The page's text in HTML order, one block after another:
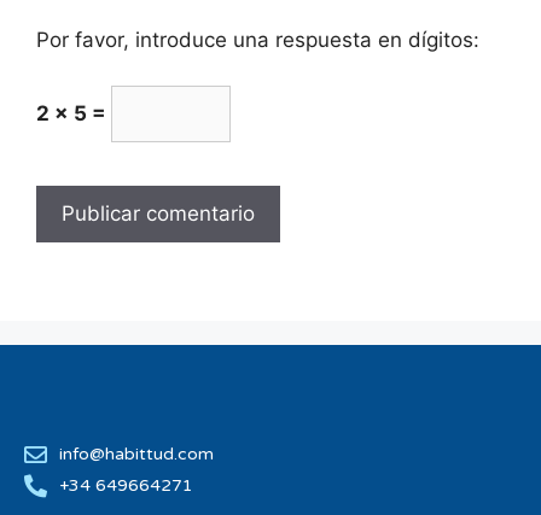
Por favor, introduce una respuesta en dígitos:
2 × 5 =
info@habittud.com
+34 649664271